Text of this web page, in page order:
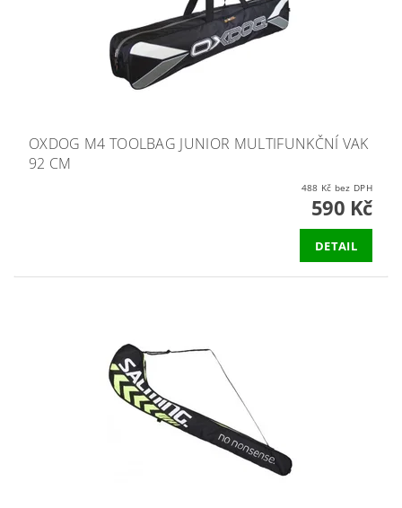
OXDOG M4 TOOLBAG JUNIOR MULTIFUNKČNÍ VAK
92 CM
488 Kč bez DPH
590 Kč
DETAIL